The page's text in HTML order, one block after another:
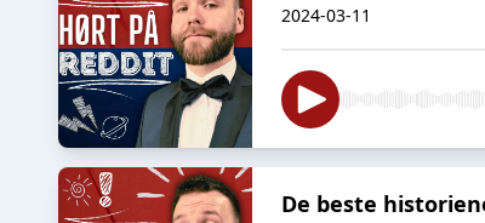
2024-03-11
De beste